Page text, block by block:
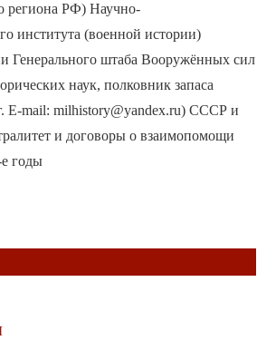
региона РФ) Научно-
института (военной истории)
Генерального штаба Вооружённых сил
наук, полковник запаса
E-mail: milhistory@yandex.ru) СССР и
и договоры о взаимопомощи
годы